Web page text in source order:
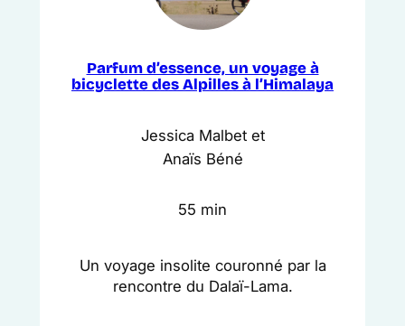
Parfum d’essence, un voyage à
bicyclette des Alpilles à l’Himalaya
Jessica Malbet et
Anaïs Béné
55 min
Un voyage insolite couronné par la
rencontre du Dalaï-Lama.